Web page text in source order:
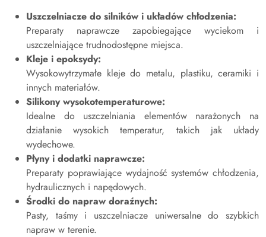
Uszczelniacze do silników i układów chłodzenia:
Preparaty naprawcze zapobiegające wyciekom i
uszczelniające trudnodostępne miejsca.
Kleje i epoksydy:
Wysokowytrzymałe kleje do metalu, plastiku, ceramiki i
innych materiałów.
Silikony wysokotemperaturowe:
Idealne do uszczelniania elementów narażonych na
działanie wysokich temperatur, takich jak układy
wydechowe.
Płyny i dodatki naprawcze:
Preparaty poprawiające wydajność systemów chłodzenia,
hydraulicznych i napędowych.
Środki do napraw doraźnych:
Pasty, taśmy i uszczelniacze uniwersalne do szybkich
napraw w terenie.